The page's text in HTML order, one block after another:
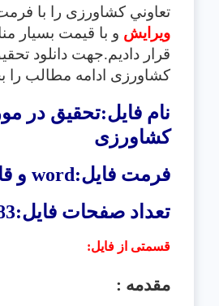
تعاوني کشاورزی را با
ویرایش و با قیمت بسیار
قرار دادیم.جهت دانلود
کشاورزی ادامه مطالب را
نام فایل:تحقیق در
کشاورزی
فرمت فایل:word و
تعداد صفحات فایل:83 صفحه
قسمتی از فایل:
مقدمه :